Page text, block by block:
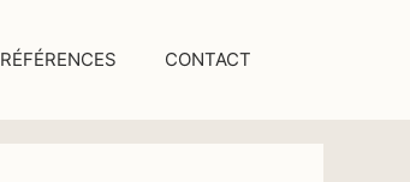
RÉFÉRENCES CONTACT